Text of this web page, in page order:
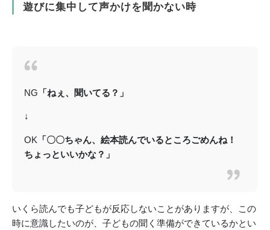
遊びに集中して声かけを聞かない時
NG 「ねぇ、聞いてる？」
↓
OK 「〇〇ちゃん、絵本読んでいるところごめんね！
ちょっといいかな？」
いくら読んでも子どもが反応しないことがありますが、この
時に意識したいのが、子どもの聞く準備ができているかとい